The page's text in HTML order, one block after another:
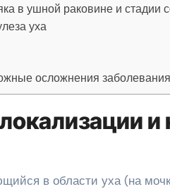
в ушной раковине и стадии
уха
осложнения заболевания
и
в области уха (на